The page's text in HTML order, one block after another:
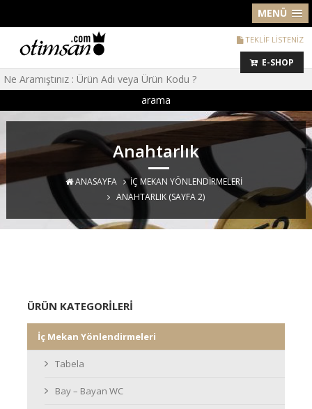
MENÜ
TEKLİF LİSTENİZ
E-SHOP
arama
Anahtarlık
ANASAYFA
İÇ MEKAN YÖNLENDIRMELERI
ANAHTARLIK(SAYFA 2)
ÜRÜN KATEGORILERI
İç Mekan Yönlendirmeleri
Tabela
Bay – Bayan WC